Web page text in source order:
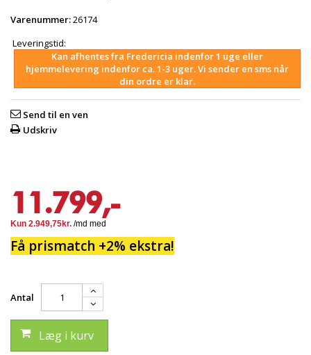
Varenummer:26174
Leveringstid:
Kan afhentes fra Fredericia indenfor 1 uge eller
hjemmelevering indenfor ca. 1-3 uger. Vi sender en sms når
din ordre er klar.
Send til en ven
Udskriv
11.799,-
Få prismatch +2% ekstra!
Antal
Læg i kurv